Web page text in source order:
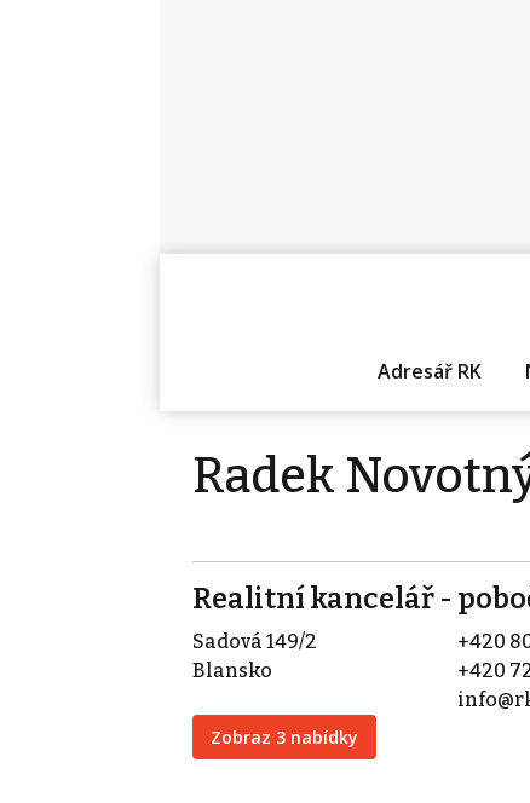
Adresář RK
Radek
Realitní kancelář -
Sadová 149/2
Blansko
Zobraz 3 nabídky
+420
+420